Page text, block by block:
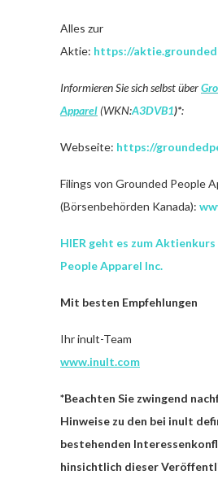
Alles zur
Aktie: https://
Informieren Sie sich selbst über
Apparel(WKN:A3DVB1)*:
Webseite: https://
Filings von Grounded People
(Börsenbehörden Kanada):
HIER geht es zum
People Apparel Inc.
Mit besten Empfehlungen
Ihr inult-Team
www.inult.com
*Beachten Sie zwingend
Hinweise zu den bei inult
bestehenden
hinsichtlich dieser